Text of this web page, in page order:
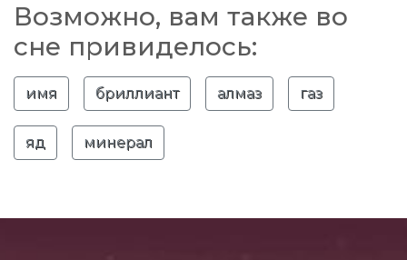
Возможно, вам также во
сне привиделось:
имя бриллиант алмаз газ
яд минерал